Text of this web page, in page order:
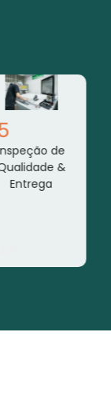
Inspeção de
Qualidade &
Entrega